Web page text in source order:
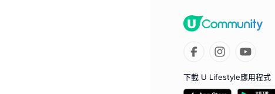
下載 U Lifestyle應用程式